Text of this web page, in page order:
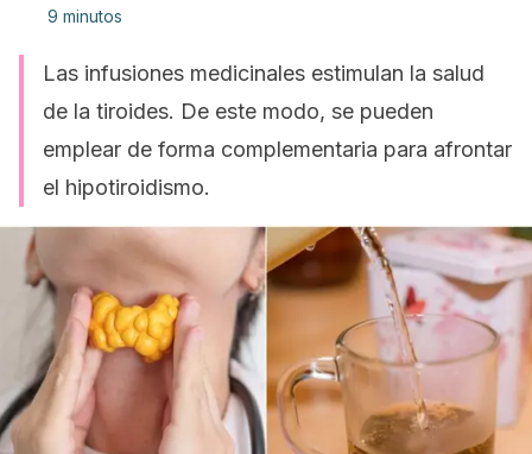
9 minutos
Las infusiones medicinales estimulan la salud
de la tiroides. De este modo, se pueden
emplear de forma complementaria para afrontar
el hipotiroidismo.